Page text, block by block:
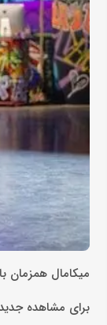
میکامال همزمان
برای مشاهده